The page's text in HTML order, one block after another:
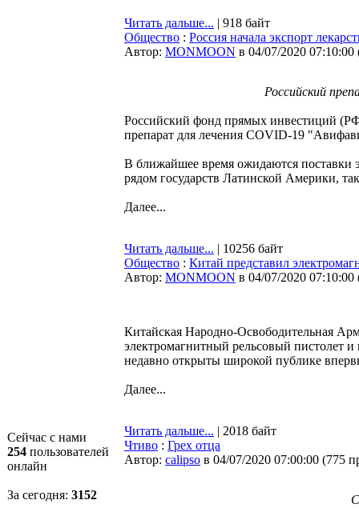
Сейчас с нами
254 пользователей
онлайн
За сегодня: 3152
Читать дальше... | 918 байт
Общество : Россия начала экспорт
Автор: MONMOON в 04/07/2020 07:10:00
Российский
Российский фонд прямых инвестиций
препарат для лечения COVID-19
В ближайшее время ожидаются поставки
рядом государств Латинской Америки,
Далее...
Читать дальше... | 10256 байт
Общество : Китай представил
Автор: MONMOON в 04/07/2020 07:10:00
Китайская Народно-Освободительная
электромагнитный рельсовый пистолет
недавно открыты широкой публике
Далее...
Читать дальше... | 2018 байт
Чтиво : Грех отца
Автор: calipso в 04/07/2020 07:00:00 (775